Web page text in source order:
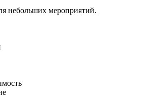
небольших мероприятий.